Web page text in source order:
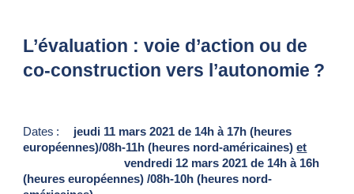
L’évaluation : voie d’action ou de
co-construction vers l’autonomie ?
Dates :
jeudi 11 mars 2021 de 14h à 17h (heures
européennes)/08h-11h (heures nord-américaines) et
vendredi 12 mars 2021 de 14h à 16h
(heures européennes) /08h-10h (heures nord-